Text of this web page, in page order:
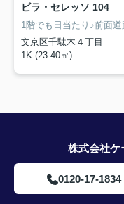
ビラ・セレッソ 104
文京区千駄木４丁目
1K (23.40㎡)
株式会社
0120-17-1834